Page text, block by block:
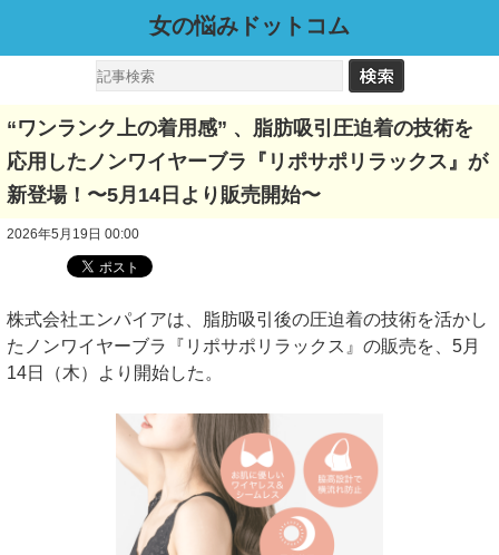
女の悩みドットコム
“ワンランク上の着用感” 、脂肪吸引圧迫着の技術を
応用したノンワイヤーブラ『リポサポリラックス』が
新登場！〜5月14日より販売開始〜
2026年5月19日 00:00
株式会社エンパイアは、脂肪吸引後の圧迫着の技術を活かし
たノンワイヤーブラ『リポサポリラックス』の販売を、5月
14日（木）より開始した。